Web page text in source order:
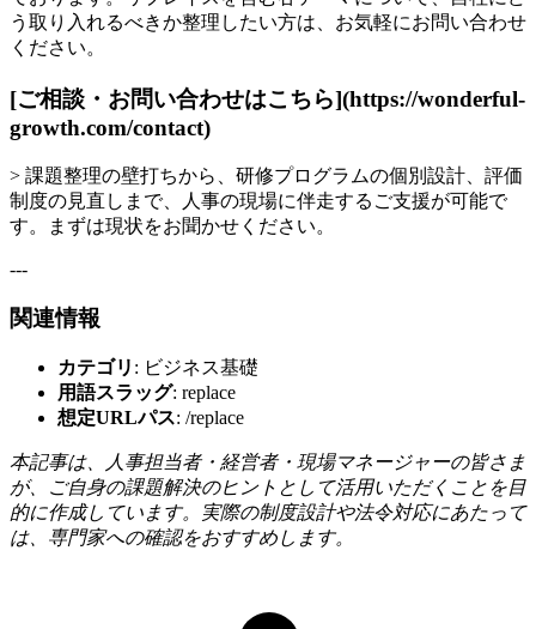
う取り入れるべきか整理したい方は、お気軽にお問い合わせ
ください。
[ご相談・お問い合わせはこちら](https://wonderful-
growth.com/contact)
> 課題整理の壁打ちから、研修プログラムの個別設計、評価
制度の見直しまで、人事の現場に伴走するご支援が可能で
す。まずは現状をお聞かせください。
---
関連情報
カテゴリ : ビジネス基礎
用語スラッグ: replace
想定URLパス: /replace
本記事は、人事担当者・経営者・現場マネージャーの皆さま
が、ご自身の課題解決のヒントとして活用いただくことを目
的に作成しています。実際の制度設計や法令対応にあたって
は、専門家への確認をおすすめします。